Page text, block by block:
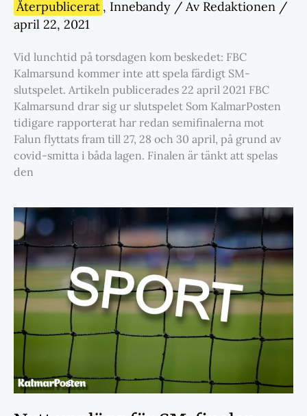
Återpublicerat , Innebandy / Av Redaktionen /
april 22, 2021
Vid lunchtid på torsdagen kom beskedet: FBC
Kalmarsund kommer inte att spela färdigt SM-
slutspelet. Artikeln publicerades 22 april 2021 FBC
Kalmarsund drar sig ur slutspelet Som KalmarPosten
tidigare rapporterat har redan semifinalerna mot
Falun flyttats fram till 27, 28 och 30 april, på grund av
covid-smitta i båda lagen. Finalen är tänkt att spelas
den